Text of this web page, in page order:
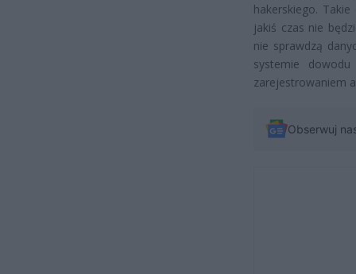
hakerskiego.
jakiś czas nie
nie sprawdzą
systemie
zarejestrowaniem
Obserwuj